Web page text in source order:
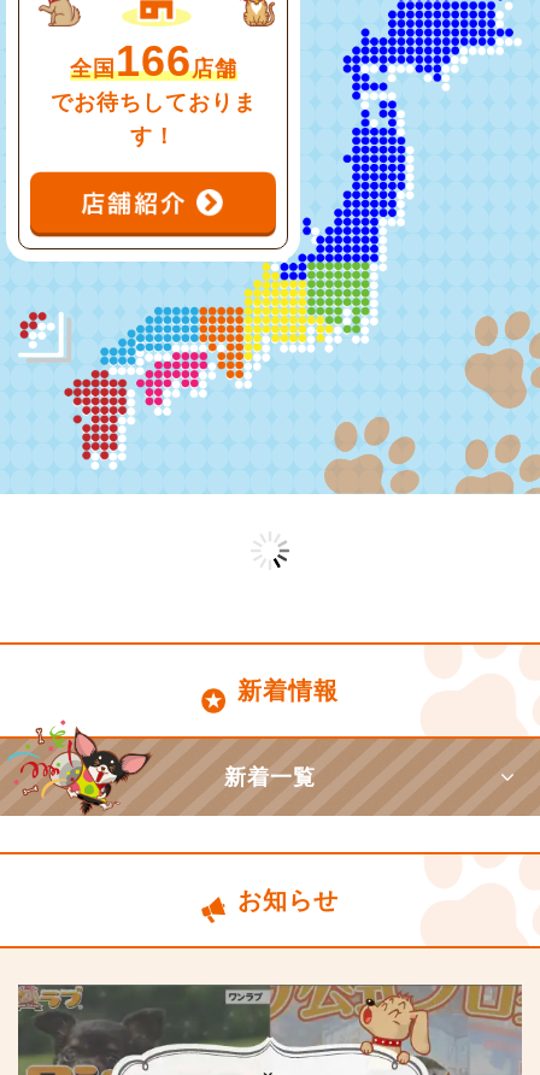
全国166店舗
でお待ちしておりま
す！
新着情報
新着一覧
お知らせ